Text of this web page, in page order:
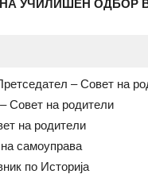
УЧИЛИШЕН ОДБОР
– Совет на
Совет на родители
на родители
самоуправа
по Историја